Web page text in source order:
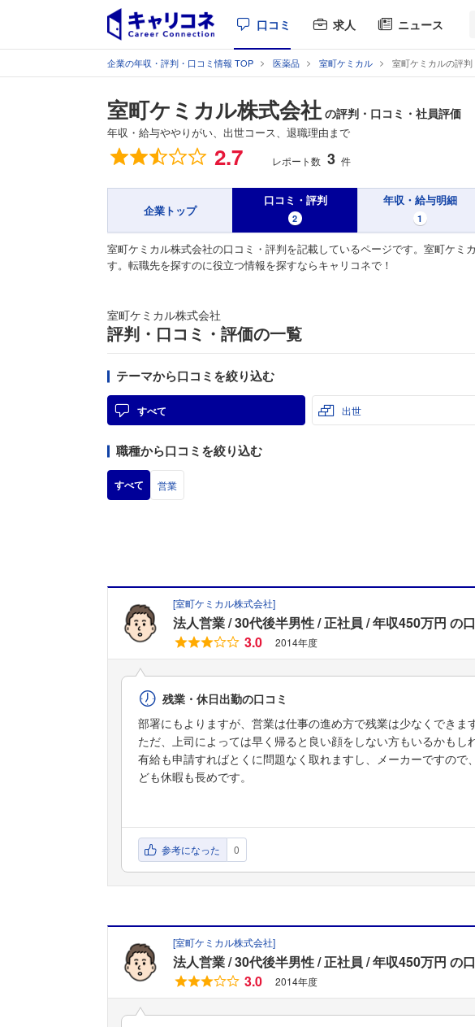
口コミ 求人 ニュース
企業の年収・評判・口コミ情報 TOP 医薬品 室町ケミカル 室町ケミカルの評
室町ケミカル株式会社 の評判・口コミ・社員評価
年収・給与ややりがい、出世コース、退職理由まで
総合評価 2.7 レポート数 3 件
企業トップ
口コミ・評判
2
年収・給与明細
1
室町ケミカル株式会社の口コミ・評判を記載しているページです。室町ケ
す。転職先を探すのに役立つ情報を探すならキャリコネで！
室町ケミカル株式会社
評判・口コミ・評価の一覧
テーマから口コミを絞り込む
すべて 出世
職種から口コミを絞り込む
すべて 営業
[室町ケミカル株式会社]
法人営業 30代後半男性 正社員 年収450万円 の
3.0
2014年度
残業・休日出勤の口コミ
部署にもよりますが、営業は仕事の進め方で残業は少なくできます
ただ、上司によっては早く帰ると良い顔をしない方もいるかもし
有給も申請すればとくに問題なく取れますし、メーカーですの
ども休暇も長めです。
参考になった 0
[室町ケミカル株式会社]
法人営業 30代後半男性 正社員 年収450万円 の
3.0
2014年度